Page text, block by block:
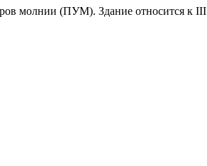
молнии (ПУМ). Здание относится кIII